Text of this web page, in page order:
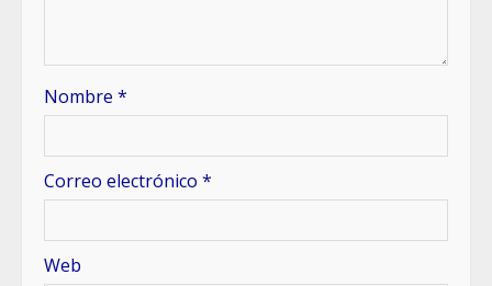
Nombre *
Correo electrónico *
Web